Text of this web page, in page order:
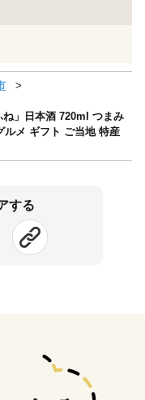
」日本酒 720ml つまみ
ルメ ギフト ご当地 特産
する